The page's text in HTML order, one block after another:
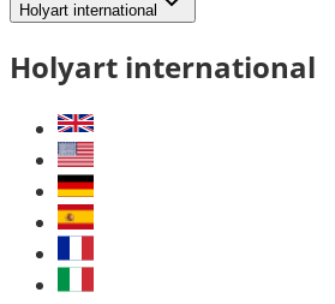
Holyart international
Holyart international